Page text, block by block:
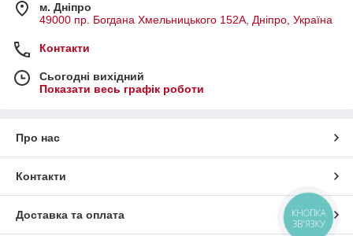
м. Дніпро
49000 пр. Богдана Хмельницького 152А, Дніпро, Україна
Контакти
Сьогодні вихідний
Показати весь графік роботи
Про нас
Контакти
Доставка та оплата
КНОПКА
ЗВ'ЯЗКУ